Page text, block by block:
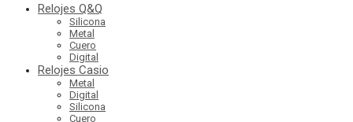
Relojes Q&Q
Silicona
Metal
Cuero
Digital
Relojes Casio
Metal
Digital
Silicona
Cuero